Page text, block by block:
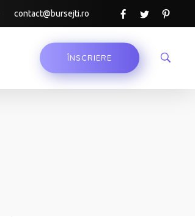
contact@bursejti.ro
ÎNSCRIERE